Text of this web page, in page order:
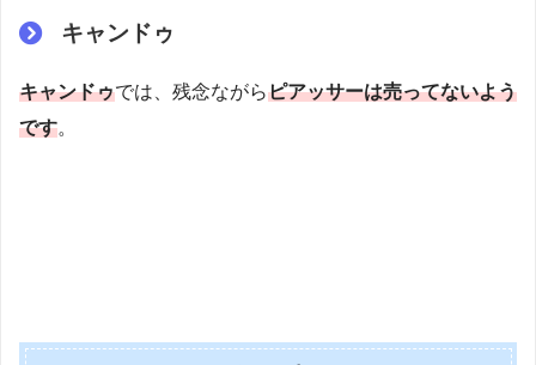
キャンドゥ
キャンドゥでは、残念ながらピアッサーは売ってないよう
です。